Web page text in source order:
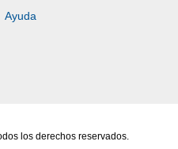
Ayuda
los derechos reservados.